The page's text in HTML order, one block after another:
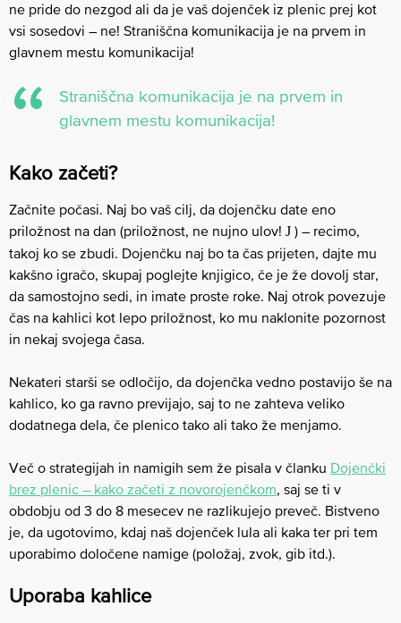
ne pride do nezgod ali da je vaš dojenček iz plenic prej kot
vsi sosedovi – ne! Straniščna komunikacija je na prvem in
glavnem mestu komunikacija!
Straniščna komunikacija je na prvem in
glavnem mestu komunikacija!
Kako začeti?
Začnite počasi. Naj bo vaš cilj, da dojenčku date eno
priložnost na dan (priložnost, ne nujno ulov! J ) – recimo,
takoj ko se zbudi. Dojenčku naj bo ta čas prijeten, dajte mu
kakšno igračo, skupaj poglejte knjigico, če je že dovolj star,
da samostojno sedi, in imate proste roke. Naj otrok povezuje
čas na kahlici kot lepo priložnost, ko mu naklonite pozornost
in nekaj svojega časa.
Nekateri starši se odločijo, da dojenčka vedno postavijo še na
kahlico, ko ga ravno previjajo, saj to ne zahteva veliko
dodatnega dela, če plenico tako ali tako že menjamo.
Več o strategijah in namigih sem že pisala v članku Dojenčki
brez plenic – kako začeti z novorojenčkom, saj se ti v
obdobju od 3 do 8 mesecev ne razlikujejo preveč. Bistveno
je, da ugotovimo, kdaj naš dojenček lula ali kaka ter pri tem
uporabimo določene namige (položaj, zvok, gib itd.).
Uporaba kahlice